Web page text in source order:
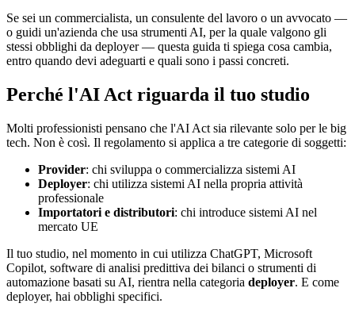
Se sei un commercialista, un consulente del lavoro o un avvocato —
o guidi un'azienda che usa strumenti AI, per la quale valgono gli
stessi obblighi da deployer — questa guida ti spiega cosa cambia,
entro quando devi adeguarti e quali sono i passi concreti.
Perché l'AI Act riguarda il tuo studio
Molti professionisti pensano che l'AI Act sia rilevante solo per le big
tech. Non è così. Il regolamento si applica a tre categorie di soggetti:
Provider: chi sviluppa o commercializza sistemi AI
Deployer: chi utilizza sistemi AI nella propria attività
professionale
Importatori e distributori: chi introduce sistemi AI nel
mercato UE
Il tuo studio, nel momento in cui utilizza ChatGPT, Microsoft
Copilot, software di analisi predittiva dei bilanci o strumenti di
automazione basati su AI, rientra nella categoria deployer. E come
deployer, hai obblighi specifici.